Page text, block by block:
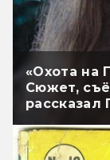
«Охота на
Сюжет,
рассказал